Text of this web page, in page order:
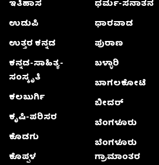
ಇತಿಹಾಸ
ಉಡುಪಿ
ಉತ್ತರ ಕನ್ನಡ
ಕನ್ನಡ-ಸಾಹಿತ್ಯ-
ಸಂಸ್ಕೃತಿ
ಕಲಬುರ್ಗಿ
ಕೃಷಿ-ಪರಿಸರ
ಕೊಡಗು
ಕೊಪ್ಪಳ
ಧರ್ಮ-ಸನಾತನ
ಧಾರವಾಡ
ಪುರಾಣ
ಬಳ್ಳಾರಿ
ಬಾಗಲಕೋಟೆ
ಬೀದರ್
ಬೆಂಗಳೂರು
ಬೆಂಗಳೂರು
ಗ್ರಾಮಾಂತರ